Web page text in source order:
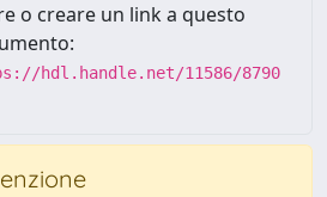
o creare un link a questo
hdl.handle.net/11586/8790